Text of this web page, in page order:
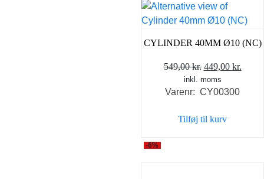
CYLINDER 40MM Ø10 (NC)
549,00kr. Den
oprindelige
pris
549,00 kr..
449,00 kr.
inkl. moms
Varenr: CY00300
Tilføj til kurv
-6%